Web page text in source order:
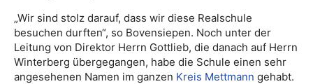
„Wir sind stolz darauf, dass wir diese Realschule
besuchen durften“, so Bovensiepen. Noch unter der
Leitung von Direktor Herrn Gottlieb, die danach auf Herrn
Winterberg übergegangen, habe die Schule einen sehr
angesehenen Namen im ganzen Kreis Mettmann gehabt.